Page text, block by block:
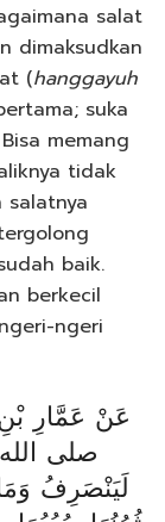
salat
dimaksudkan
(hanggayuh
suka
memang
tidak
salatnya
baik.
berkecil
ngeri
عَنْ عَمَّارِ
صلى
لَيَنْصَرِفُ